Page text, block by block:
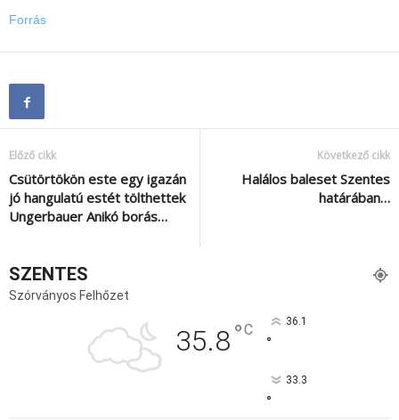
Forrás
Előző cikk
Csütörtökön este egy igazán
jó hangulatú estét tölthettek
Ungerbauer Anikó borás…
Következő cikk
Halálos baleset Szentes
határában…
SZENTES
Szórványos Felhőzet
35.8°C 36.1
°
33.3
°